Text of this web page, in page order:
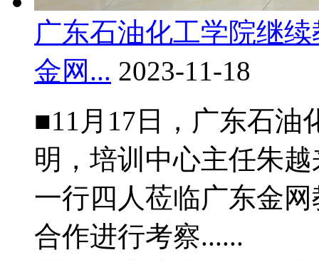
广东石油化工学院继
金网... 2023-11-18
■11月17日，广东石油
明，培训中心主任朱
一行四人莅临广东金
合作进行考察......